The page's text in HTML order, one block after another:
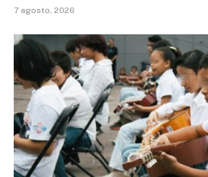
7 agosto, 2026